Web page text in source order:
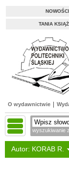
NOWOŚCI
TANIA
O wydawnictwie
wyszukiwanie
Autor: KORAB R.